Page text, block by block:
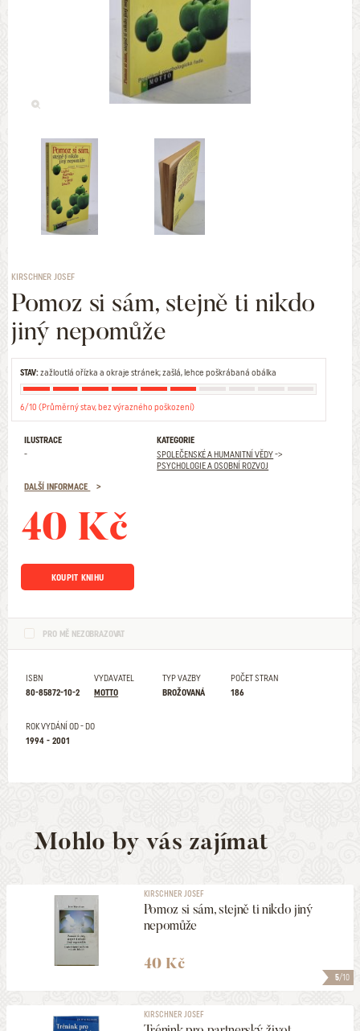
KIRSCHNER JOSEF
Pomoz si sám, stejně ti nikdo
jiný nepomůže
STAV:zažloutlá ořízka a okraje stránek; zašlá, lehce poškrábaná obálka
6/10 (Průměrný stav, bez výrazného poškození)
ILUSTRACE
-
KATEGORIE
SPOLEČENSKÉ A HUMANITNÍ VĚDY->
PSYCHOLOGIE A OSOBNÍ ROZVOJ
DALŠÍ INFORMACE
40 Kč
KOUPIT KNIHU
PRO MĚ NEZOBRAZOVAT
ISBN
80-85872-10-2
VYDAVATEL
MOTTO
TYP VAZBY
BROŽOVANÁ
POČET STRAN
186
ROK VYDÁNÍ OD - DO
1994 - 2001
Mohlo by vás zajímat
5/10
KIRSCHNER JOSEF
Pomoz si sám, stejně ti nikdo jiný
nepomůže
40 Kč
KIRSCHNER JOSEF